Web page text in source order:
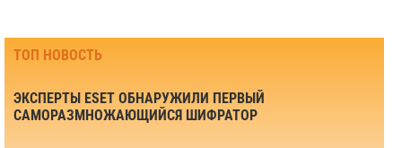
ТОП НОВОСТЬ
ЭКСПЕРТЫ ESET ОБНАРУЖИЛИ ПЕРВЫЙ
САМОРАЗМНОЖАЮЩИЙСЯ ШИФРАТОР